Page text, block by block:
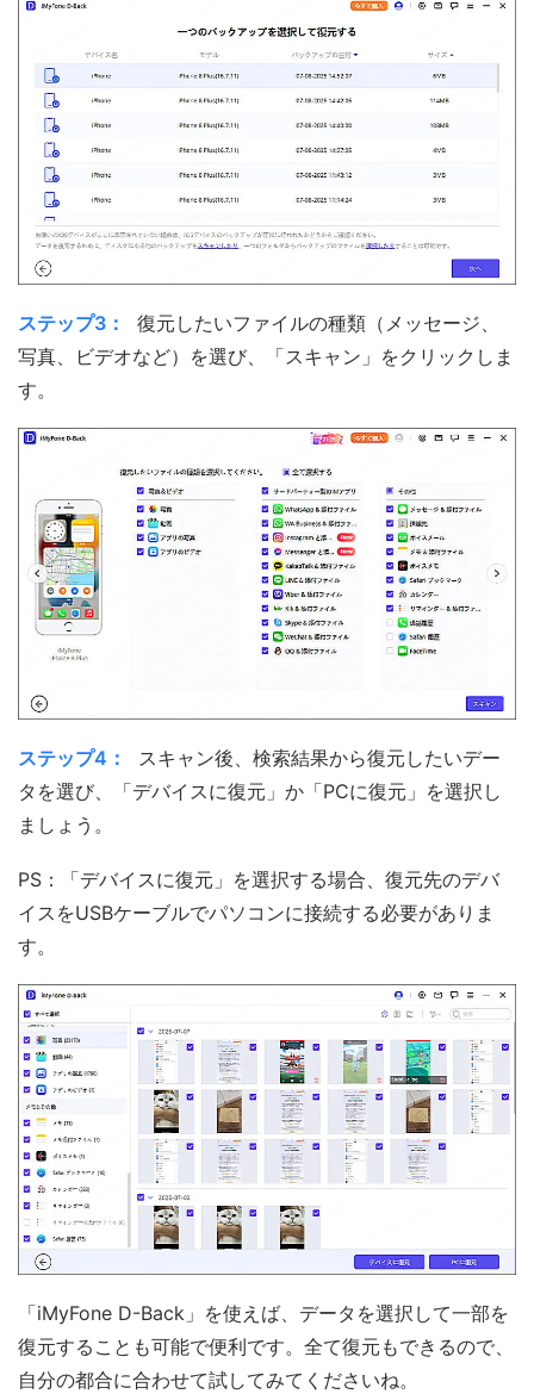
ステップ3：
復元したいファイルの種類（メッセージ、
写真、ビデオなど）を選び、「スキャン」をクリックしま
す。
ステップ4：
スキャン後、検索結果から復元したいデー
タを選び、「デバイスに復元」か「PCに復元」を選択し
ましょう。
PS：「デバイスに復元」を選択する場合、復元先のデバ
イスをUSBケーブルでパソコンに接続する必要がありま
す。
「iMyFone D-Back」を使えば、データを選択して一部を
復元することも可能で便利です。全て復元もできるので、
自分の都合に合わせて試してみてくださいね。